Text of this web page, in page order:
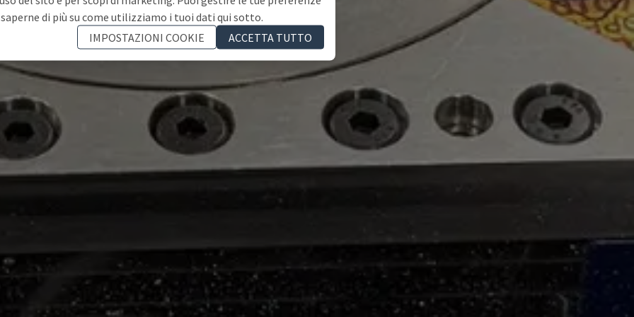
di più su come utilizziamo i tuoi dati qui sotto.
IMPOSTAZIONI COOKIE
ACCETTA TUTTO